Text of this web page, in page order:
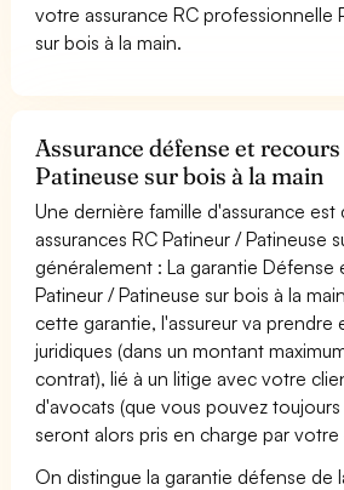
votre assurance RC professionnelle
sur bois à la main.
Assurance défense et
Patineuse sur bois à la main
Une dernière famille d'assurance est
assurances RC Patineur / Patineuse
généralement : La garantie Défense
Patineur / Patineuse sur bois à la
cette garantie, l'assureur va prendre
juridiques (dans un montant
contrat), lié à un litige avec votre
d'avocats (que vous pouvez
seront alors pris en charge par
On distingue la garantie défense de